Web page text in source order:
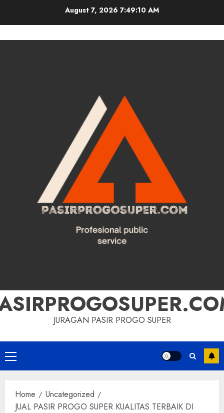
August 7, 20267:49:11 AM
JURAGAN PASIR PROGO SUPER
Primary
Menu
Home
Uncategorized
JUAL PASIR PROGO SUPER KUALITAS TERBAIK DI